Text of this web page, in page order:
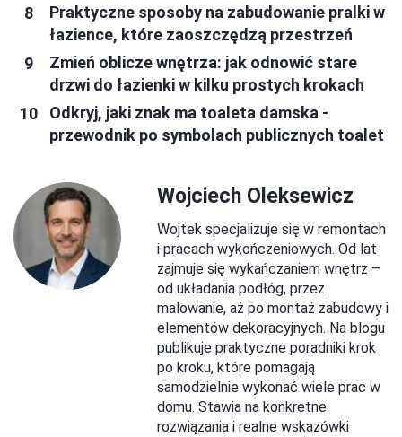
Praktyczne sposoby na zabudowanie pralki w
łazience, które zaoszczędzą przestrzeń
Zmień oblicze wnętrza: jak odnowić stare
drzwi do łazienki w kilku prostych krokach
Odkryj, jaki znak ma toaleta damska -
przewodnik po symbolach publicznych toalet
Wojciech Oleksewicz
Wojtek specjalizuje się w remontach
i pracach wykończeniowych. Od lat
zajmuje się wykańczaniem wnętrz –
od układania podłóg, przez
malowanie, aż po montaż zabudowy i
elementów dekoracyjnych. Na blogu
publikuje praktyczne poradniki krok
po kroku, które pomagają
samodzielnie wykonać wiele prac w
domu. Stawia na konkretne
rozwiązania i realne wskazówki